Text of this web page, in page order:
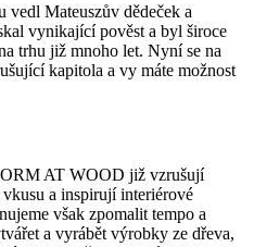
vedl Mateuszův dědeček a
vynikající pověst a byl široce
trhu již mnoho let. Nyní se na
kapitola a vy máte možnost
AT WOOD již vzrušují
a inspirují interiérové
však zpomalit tempo a
a vyrábět výrobky ze dřeva,